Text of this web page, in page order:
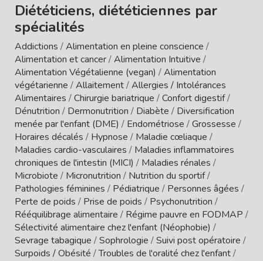
Diététiciens, diététiciennes par
spécialités
Addictions /Alimentation en pleine conscience /
Alimentation et cancer/Alimentation Intuitive /
Alimentation Végétalienne (vegan) /Alimentation
végétarienne /Allaitement/Allergies / Intolérances
Alimentaires /Chirurgie bariatrique /Confort digestif/
Dénutrition / Dermonutrition / Diabète / Diversification
menée par l'enfant (DME) / Endométriose /Grossesse /
Horaires décalés / Hypnose / Maladie cœliaque /
Maladies cardio-vasculaires / Maladies inflammatoires
chroniques de l'intestin (MICI) / Maladies rénales /
Microbiote / Micronutrition / Nutrition du sportif/
Pathologies féminines / Pédiatrique / Personnes âgées /
Perte de poids / Prise de poids / Psychonutrition /
Rééquilibrage alimentaire / Régime pauvre en FODMAP /
Sélectivité alimentaire chez l'enfant (Néophobie) /
Sevrage tabagique /Sophrologie /Suivi post opératoire /
Surpoids / Obésité /Troubles de l'oralité chez l'enfant/